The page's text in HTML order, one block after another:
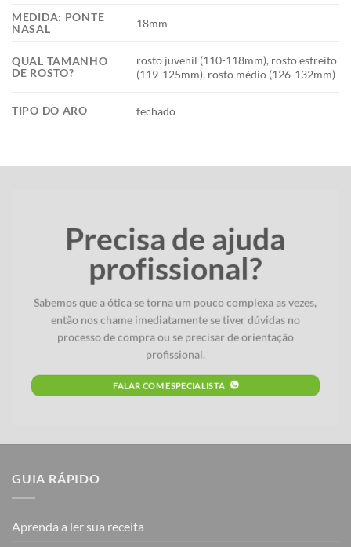
MEDIDA: PONTE
NASAL
18mm
QUAL TAMANHO
DE ROSTO?
rosto juvenil (110-118mm), rosto estreito
(119-125mm), rosto médio (126-132mm)
TIPO DO ARO fechado
Precisa de ajuda
profissional?
Sabemos que a ótica se torna um pouco complexa as vezes,
então nos chame imediatamente se tiver dúvidas no
processo de compra ou se precisar de orientação
profissional.
FALAR COM ESPECIALISTA
GUIA RÁPIDO
Aprenda a ler sua receita